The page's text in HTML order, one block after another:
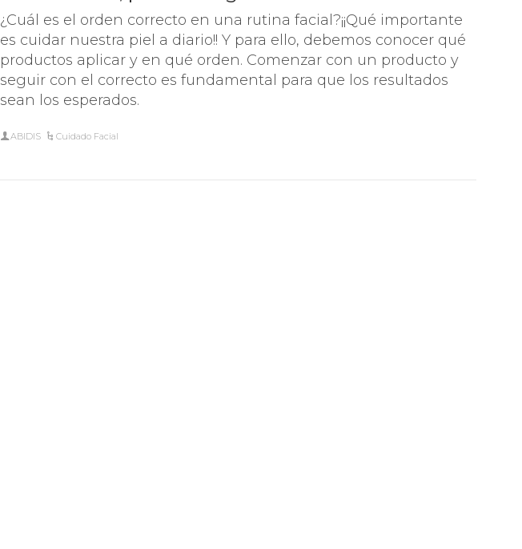
ABIDIS RESCUE CONCENTRADOS
SUN PROTECT
¿Cuál es el orden correcto en una rutina facial?¡¡Qué importante
es cuidar nuestra piel a diario!! Y para ello, debemos conocer qué
productos aplicar y en qué orden. Comenzar con un producto y
seguir con el correcto es fundamental para que los resultados
sean los esperados.
ABIDIS Cuidado Facial